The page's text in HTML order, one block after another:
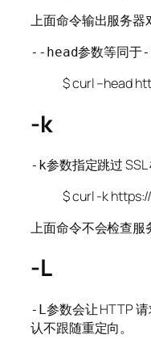
上面命令输出服务器
--head参数等同于
$ curl –head
-k
-k参数指定跳过 SSL
$ curl -k
上面命令不会检查服
-L
-L参数会让 HTTP
认不跟随重定向。